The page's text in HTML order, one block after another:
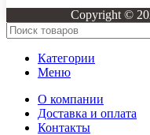
Copyright ©
Категории
Меню
О компании
Доставка и оплата
Контакты